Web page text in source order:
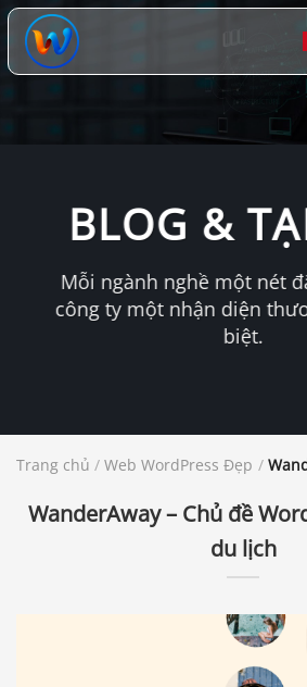
Chuyển
đến
dung
BLOG &
Mỗi ngành nghề một nét
công ty một nhận diện
biệt.
Trang chủ / Web WordPress Đẹp /
WanderAway – Chủ đề
du lịch